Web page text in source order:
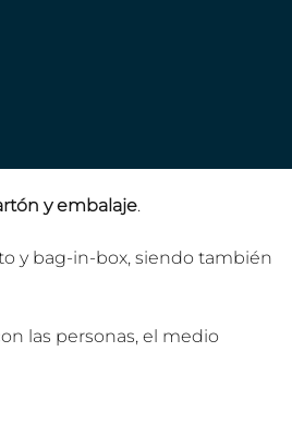
y embalaje.
y bag-in-box, siendo también
las personas, el medio